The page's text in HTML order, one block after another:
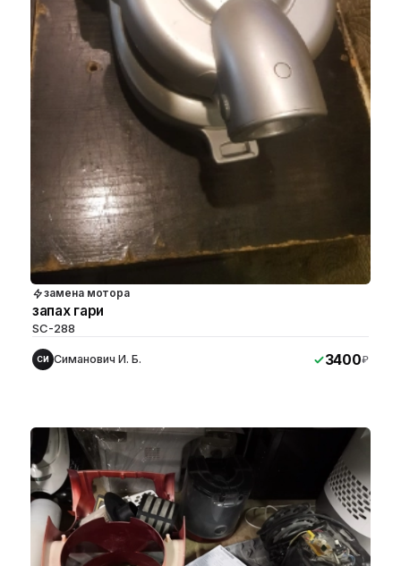
замена мотора
запах гари
SC-288
СИ Симанович И. Б. 3400₽